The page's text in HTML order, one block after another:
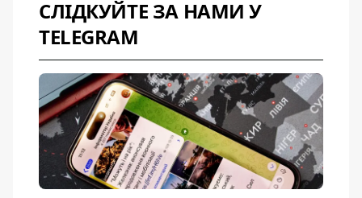
СЛІДКУЙТЕ ЗА НАМИ У
TELEGRAM